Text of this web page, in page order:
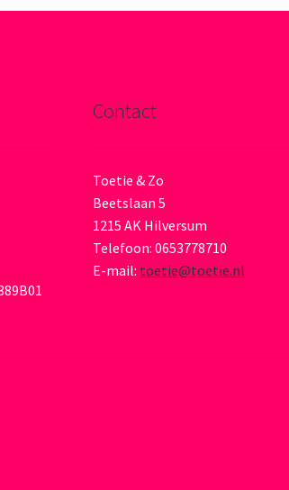
Contact
Toetie & Zo
Beetslaan 5
1215 AK Hilversum
Telefoon: 0653778710
E-mail: toetie@toetie.nl